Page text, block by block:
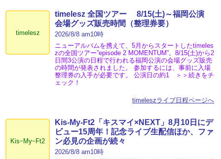
timelesz
timelesz 全国ツアー 8/15(土)～福岡公演
会場グッズ販売時間（整理券要）
2026/8/8 am10時
ニューアルバムを携えて、5月からスタートしたtimeles
zの全国ツアー”episode 2 MOMENTUM”。8/15(土)から2
日間3公演の日程で行われる福岡公演の会場グッズ販売
の時間が発表されました。 参加するには、事前に入場
整理券の入手が必要です。 公演日の約1 ＞＞続きをチ
ェック！
timeleszライブ日程ページへ
KisｰMyｰFt2
Kis-My-Ft2「キスマイ×NEXT」8月10日にデ
ビュー15周年！記念ライブ生配信ほか、ファ
ン必見の企画が続々
2026/8/8 am10時